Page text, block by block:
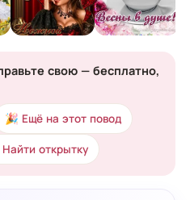
свою — бесплатно,
🎉 Ещё на этот повод
открытку